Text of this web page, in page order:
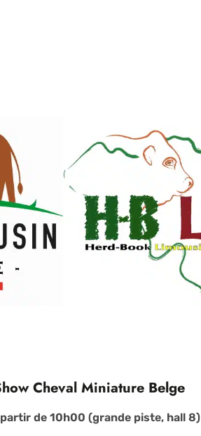
Cheval Miniature Belge
de 10h00 (grande piste, hall 8)